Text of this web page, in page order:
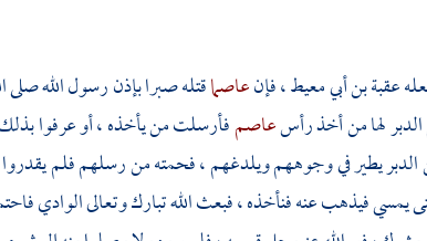
عقبة بن أبي معيط، فإنعاصماقتله صبرا بإذن رسول الله
لها من أخذ رأسعاصمفأرسلت من يأخذه ، أو عرفوا
الدبر يطير في وجوههم ويلدغهم ، فحمته من رسلهم فلم
يمسي فيذهب عنه فنأخذه ، فبعث الله تبارك وتعالى الوادي